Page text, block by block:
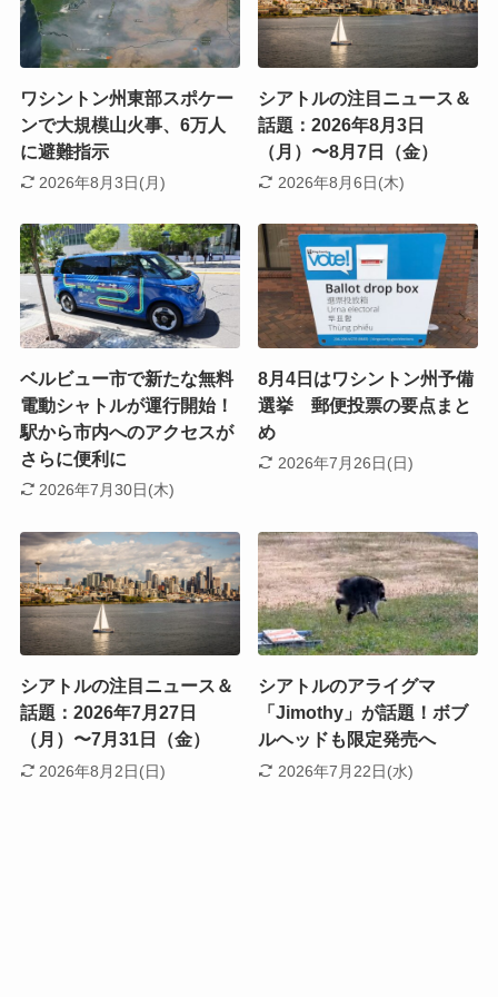
ワシントン州東部スポケー
ンで大規模山火事、6万人
に避難指示
2026年8月3日(月)
シアトルの注目ニュース＆
話題：2026年8月3日
（月）〜8月7日（金）
2026年8月6日(木)
ベルビュー市で新たな無料
電動シャトルが運行開始！
駅から市内へのアクセスが
さらに便利に
2026年7月30日(木)
8月4日はワシントン州予備
選挙 郵便投票の要点まと
め
2026年7月26日(日)
シアトルの注目ニュース＆
話題：2026年7月27日
（月）〜7月31日（金）
2026年8月2日(日)
シアトルのアライグマ
「Jimothy」が話題！ボブ
ルヘッドも限定発売へ
2026年7月22日(水)